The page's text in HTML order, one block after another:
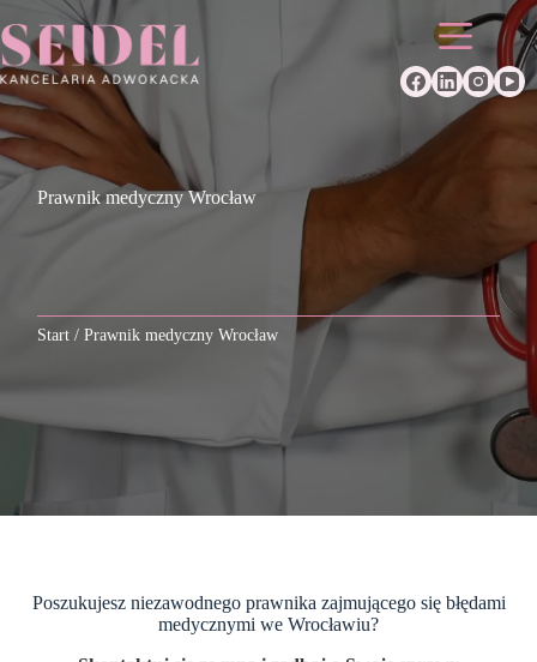
do
treści
Prawnik medyczny Wrocław
Start / Prawnik medyczny Wrocław
Poszukujesz niezawodnego prawnika zajmującego się błędami
medycznymi we Wrocławiu?